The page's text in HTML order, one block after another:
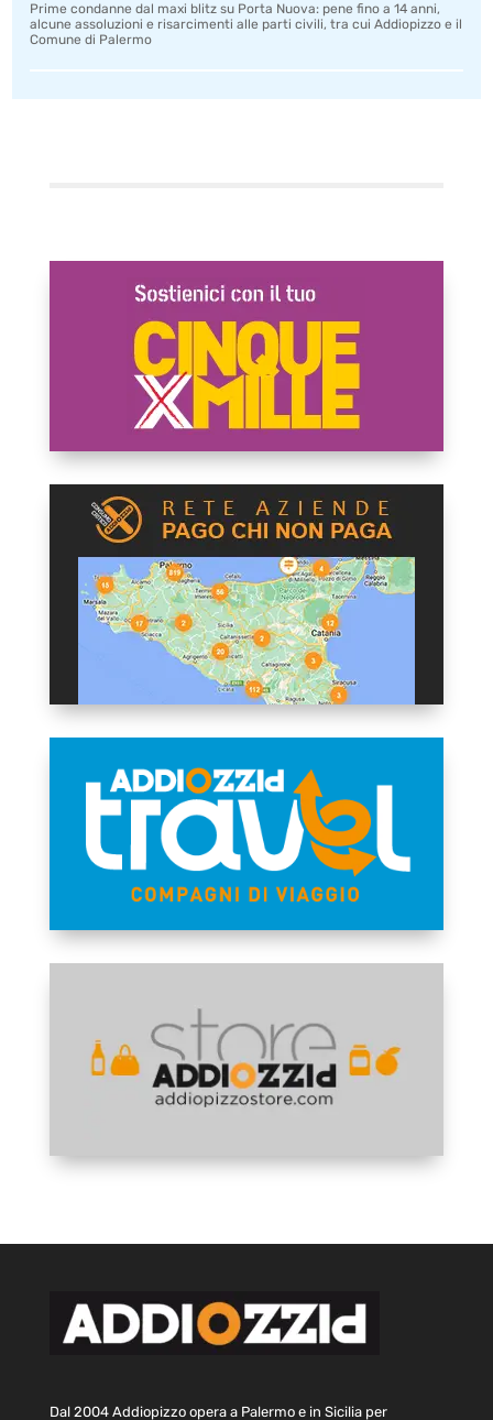
Prime condanne dal maxi blitz su Porta Nuova: pene fino a 14 anni,
alcune assoluzioni e risarcimenti alle parti civili, tra cui Addiopizzo e il
Comune di Palermo
Dal 2004 Addiopizzo opera a Palermo e in Sicilia per